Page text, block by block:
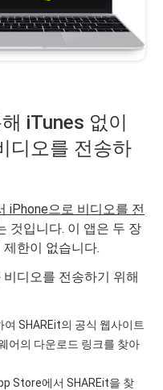
iTunes 없이
디오를 전송하
iPhone으로 비디오를 전
것입니다. 이 앱은 두 장
한이 없습니다.
디오를 전송하기 위해
SHAREit의 공식 웹사이트
어의 다운로드 링크를 찾아
Store에서 SHAREit을 찾